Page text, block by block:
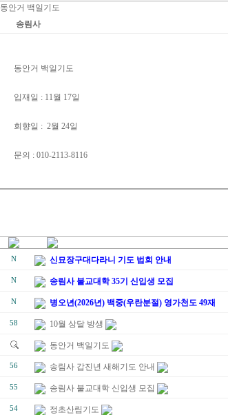
동안거 백일기도
송림사
동안거 백일기도
입재일 : 11월 17일
회향일 : 2월 24일
문의 : 010-2113-8116
N 신묘장구대다라니 기도 법회 안내
N 송림사 불교대학 35기 신입생 모집
N 병오년(2026년) 백중(우란분절) 영가천도 49재
58 10월 상달 방생
동안거 백일기도
56 송림사 갑진년 새해기도 안내
55 송림사 불교대학 신입생 모집
54 정초산림기도